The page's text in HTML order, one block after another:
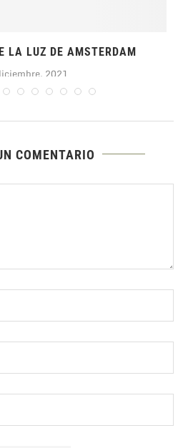
LA LUZ DE AMSTERDAM
2021
COMENTARIO